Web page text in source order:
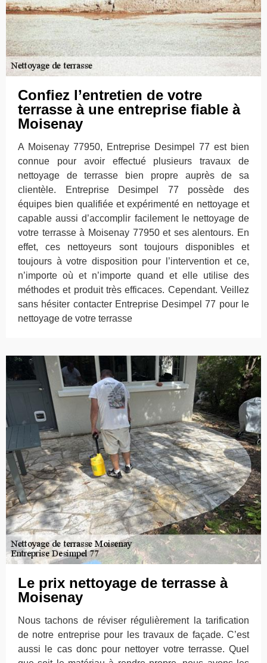
Confiez l’entretien de votre
terrasse à une entreprise fiable à
Moisenay
A Moisenay 77950, Entreprise Desimpel 77 est bien
connue pour avoir effectué plusieurs travaux de
nettoyage de terrasse bien propre auprès de sa
clientèle. Entreprise Desimpel 77 possède des
équipes bien qualifiée et expérimenté en nettoyage et
capable aussi d’accomplir facilement le nettoyage de
votre terrasse à Moisenay 77950 et ses alentours. En
effet, ces nettoyeurs sont toujours disponibles et
toujours à votre disposition pour l’intervention et ce,
n’importe où et n’importe quand et elle utilise des
méthodes et produit très efficaces. Cependant. Veillez
sans hésiter contacter Entreprise Desimpel 77 pour le
nettoyage de votre terrasse
Le prix nettoyage de terrasse à
Moisenay
Nous tachons de réviser régulièrement la tarification
de notre entreprise pour les travaux de façade. C’est
aussi le cas donc pour nettoyer votre terrasse. Quel